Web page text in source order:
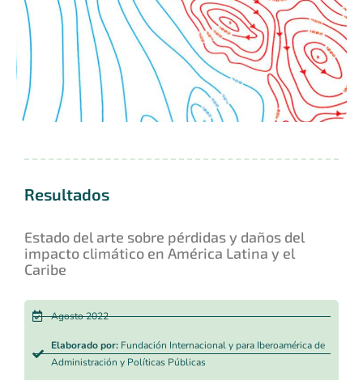
Resultados
Estado del arte sobre pérdidas y daños del
impacto climático en América Latina y el
Caribe
Agosto 2022
Elaborado por:Fundación Internacional y para Iberoamérica de
Administración y Políticas Públicas